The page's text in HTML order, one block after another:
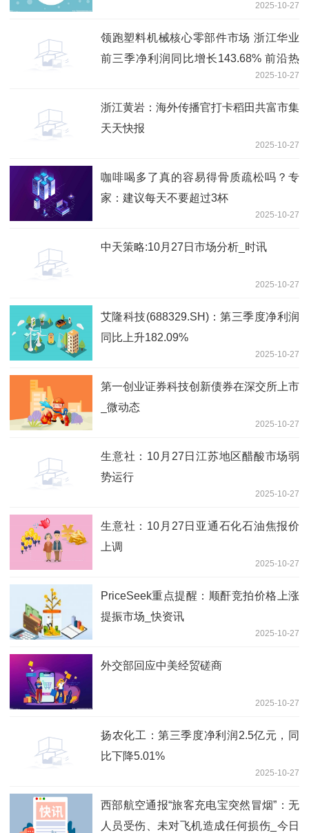
2025-10-27
领跑塑料机械核心零部件市场 浙江华业
前三季净利润同比增长143.68% 前沿热
2025-10-27
浙江黄岩：海外传播官打卡稻田共富市集
天天快报
2025-10-27
咖啡喝多了真的容易得骨质疏松吗？专
家：建议每天不要超过3杯
2025-10-27
中天策略:10月27日市场分析_时讯
2025-10-27
艾隆科技(688329.SH)：第三季度净利润
同比上升182.09%
2025-10-27
第一创业证券科技创新债券在深交所上市
_微动态
2025-10-27
生意社：10月27日江苏地区醋酸市场弱
势运行
2025-10-27
生意社：10月27日亚通石化石油焦报价
上调
2025-10-27
PriceSeek重点提醒：顺酐竞拍价格上涨
提振市场_快资讯
2025-10-27
外交部回应中美经贸磋商
2025-10-27
扬农化工：第三季度净利润2.5亿元，同
比下降5.01%
2025-10-27
西部航空通报“旅客充电宝突然冒烟”：无
人员受伤、未对飞机造成任何损伤_今日